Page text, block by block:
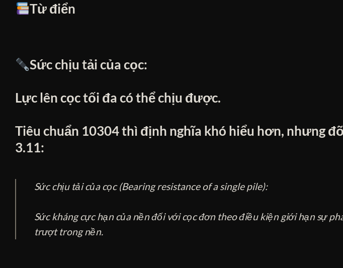
Từ điển
Sức chịu tải của cọc:
Lực lên cọc tối đa có thể chịu được.
Tiêu chuẩn 10304 thì định nghĩa khó hiểu hơn, nhưng
3.11:
Sức chịu tải của cọc (Bearing resistance of a single pile):
Sức kháng cực hạn của nền đối với cọc đơn theo điều kiện giới hạn sự
trượt trong nền.